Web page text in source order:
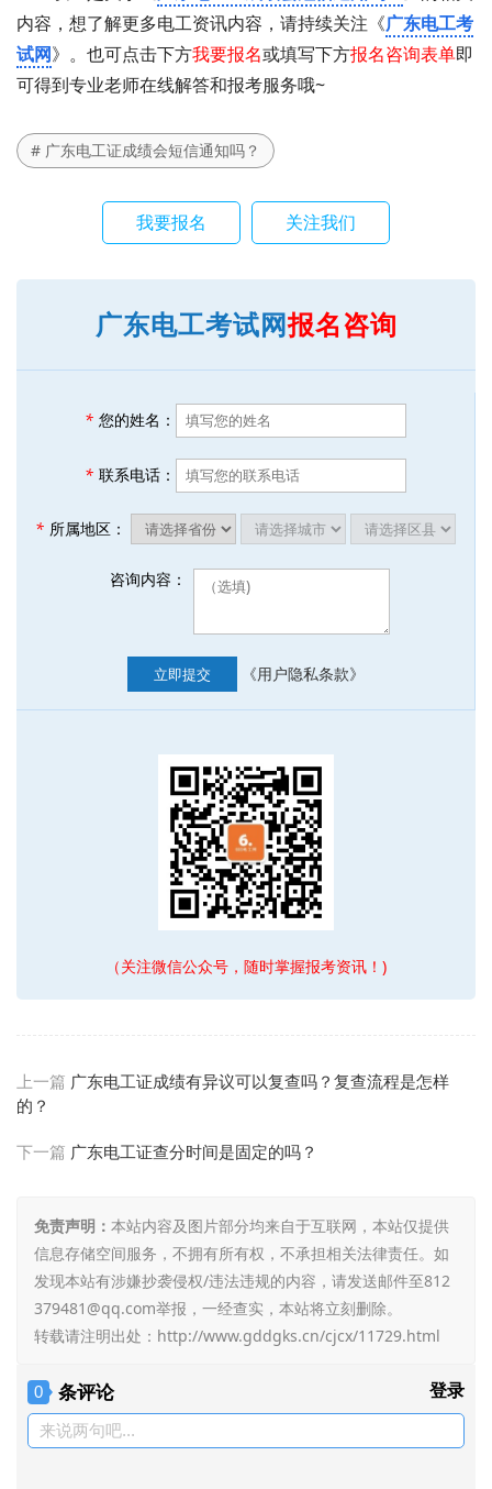
内容，想了解更多电工资讯内容，请持续关注《广东电工考
试网》。也可点击下方我要报名或填写下方报名咨询表单即
可得到专业老师在线解答和报考服务哦~
# 广东电工证成绩会短信通知吗？
我要报名 关注我们
广东电工考试网报名咨询
* 您的姓名：
* 联系电话：
* 所属地区：
咨询内容：
立即提交 《用户隐私条款》
（关注微信公众号，随时掌握报考资讯！)
上一篇 广东电工证成绩有异议可以复查吗？复查流程是怎样
的？
下一篇 广东电工证查分时间是固定的吗？
免责声明： 本站内容及图片部分均来自于互联网，本站仅提供
信息存储空间服务，不拥有所有权，不承担相关法律责任。如
发现本站有涉嫌抄袭侵权/违法违规的内容，请发送邮件至812
379481@qq.com举报，一经查实，本站将立刻删除。
转载请注明出处： http://www.gddgks.cn/cjcx/11729.html
0 条评论 登录
来说两句吧...